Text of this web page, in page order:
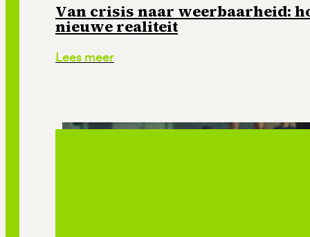
Van crisis naar weerbaarheid:
nieuwe realiteit
Lees meer